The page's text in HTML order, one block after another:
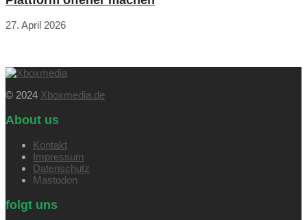
27. April 2026
© 2024 Xboxmedia.de
About us
Kontakt
Impressum
Datenschutz
Mastodon
folgt uns